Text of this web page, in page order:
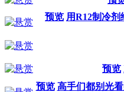
预览 用R12制冷剂
预览
预览 高手们都别光